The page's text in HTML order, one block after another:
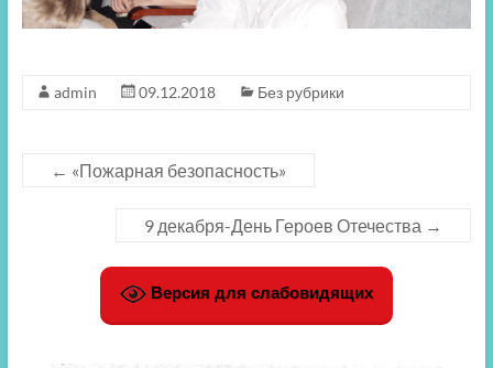
admin 09.12.2018 Без рубрики
← «Пожарная безопасность»
9 декабря-День Героев Отечества →
Версия для слабовидящих